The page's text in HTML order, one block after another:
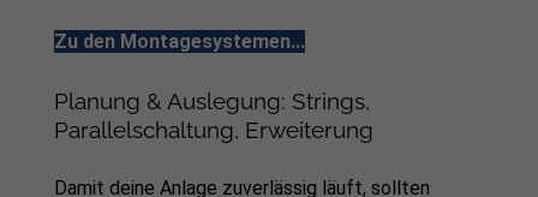
Zu den Montagesystemen...
Planung & Auslegung: Strings,
Parallelschaltung, Erweiterung
Damit deine Anlage zuverlässig läuft, sollten